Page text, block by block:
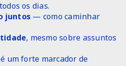
todos os dias.
juntos — como caminhar
, mesmo sobre assuntos
um forte marcador de